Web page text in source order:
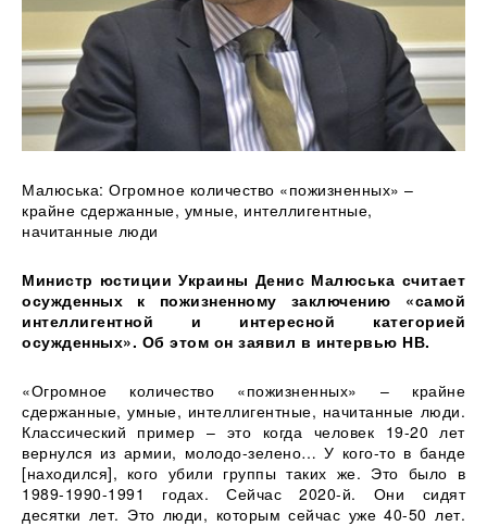
Малюська: Огромное количество «пожизненных» –
крайне сдержанные, умные, интеллигентные,
начитанные люди
Министр юстиции Украины Денис Малюська считает
осужденных к пожизненному заключению «самой
интеллигентной и интересной категорией
осужденных». Об этом он заявил в интервью НВ.
«Огромное количество «пожизненных» – крайне
сдержанные, умные, интеллигентные, начитанные люди.
Классический пример – это когда человек 19-20 лет
вернулся из армии, молодо-зелено… У кого-то в банде
[находился], кого убили группы таких же. Это было в
1989-1990-1991 годах. Сейчас 2020-й. Они сидят
десятки лет. Это люди, которым сейчас уже 40-50 лет.